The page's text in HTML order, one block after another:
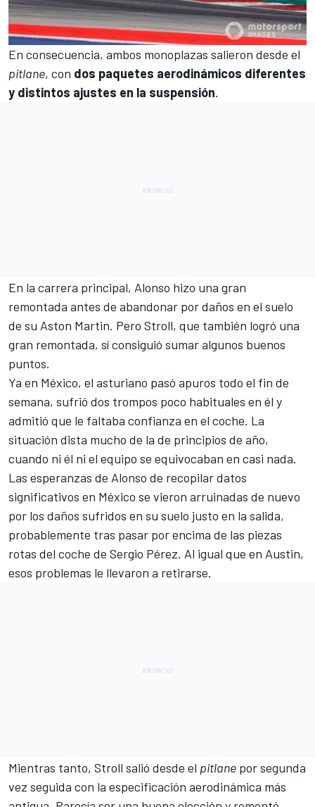
En consecuencia, ambos monoplazas salieron desde el
pitlane, con dos paquetes aerodinámicos diferentes
y distintos ajustes en la suspensión.
En la carrera principal, Alonso hizo una gran
remontada antes de abandonar por daños en el suelo
de su Aston Martin. Pero Stroll, que también logró una
gran remontada, sí consiguió sumar algunos buenos
puntos.
Ya en México, el asturiano pasó apuros todo el fin de
semana, sufrió dos trompos poco habituales en él y
admitió que le faltaba confianza en el coche. La
situación dista mucho de la de principios de año,
cuando ni él ni el equipo se equivocaban en casi nada.
Las esperanzas de Alonso de recopilar datos
significativos en México se vieron arruinadas de nuevo
por los daños sufridos en su suelo justo en la salida,
probablemente tras pasar por encima de las piezas
rotas del coche de Sergio Pérez. Al igual que en Austin,
esos problemas le llevaron a retirarse.
Mientras tanto, Stroll salió desde el pitlane por segunda
vez seguida con la especificación aerodinámica más